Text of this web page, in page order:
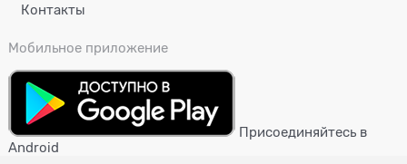
Контакты
Мобильное приложение
Присоединяйтесь в
Android